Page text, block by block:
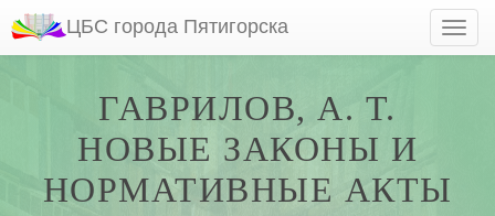
ЦБС города Пятигорска
ГАВРИЛОВ, А. Т.
НОВЫЕ ЗАКОНЫ И
НОРМАТИВНЫЕ АКТЫ